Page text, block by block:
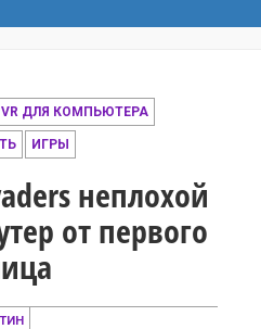
VR ДЛЯ КОМПЬЮТЕРА
ИГРЫ
неплохой
от первого